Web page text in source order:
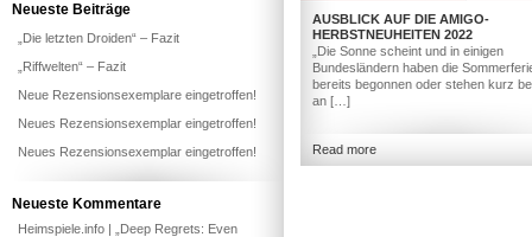
AUSBLICK AUF DIE AMIGO-
HERBSTNEUHEITEN 2022
„Die Sonne scheint und in einigen
Bundesländern haben die
bereits begonnen oder stehen kurz
an […]
Read more
Neueste Beiträge
„Die letzten Droiden“ – Fazit
„Riffwelten“ – Fazit
Neue Rezensionsexemplare eingetroffen!
Neues Rezensionsexemplar eingetroffen!
Neues Rezensionsexemplar eingetroffen!
Neueste Kommentare
Heimspiele.info | „Deep Regrets: Even